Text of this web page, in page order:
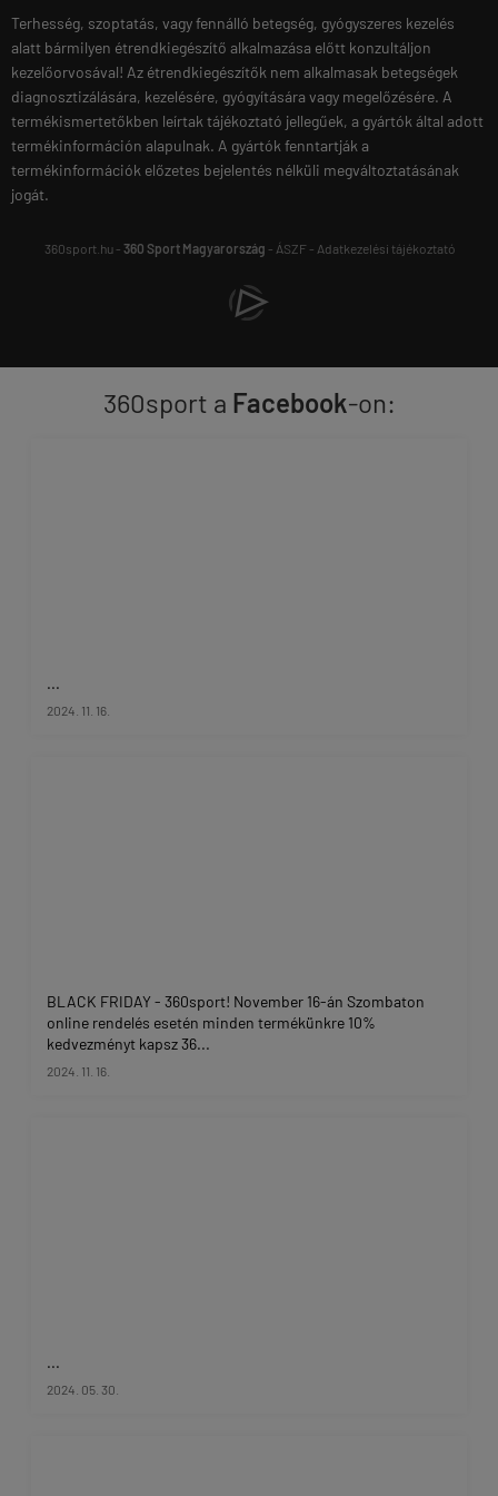
Terhesség, szoptatás, vagy fennálló betegség, gyógyszeres kezelés
alatt bármilyen étrendkiegészítő alkalmazása előtt konzultáljon
kezelőorvosával! Az étrendkiegészítők nem alkalmasak betegségek
diagnosztizálására, kezelésére, gyógyítására vagy megelőzésére. A
termékismertetőkben leírtak tájékoztató jellegűek, a gyártók által adott
termékinformáción alapulnak. A gyártók fenntartják a
termékinformációk előzetes bejelentés nélküli megváltoztatásának
jogát.
360sport.hu - 360 Sport Magyarország - ÁSZF- Adatkezelési tájékoztató
360sport a Facebook-on:
...
2024. 11. 16.
BLACK FRIDAY - 360sport! November 16-án Szombaton
online rendelés esetén minden termékünkre 10%
kedvezményt kapsz 36...
2024. 11. 16.
...
2024. 05. 30.